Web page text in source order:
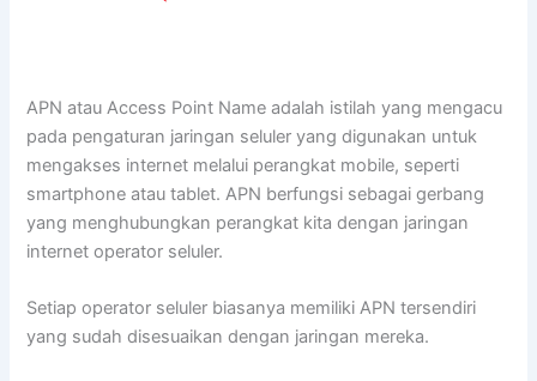
APN atau Access Point Name adalah istilah yang mengacu
pada pengaturan jaringan seluler yang digunakan untuk
mengakses internet melalui perangkat mobile, seperti
smartphone atau tablet. APN berfungsi sebagai gerbang
yang menghubungkan perangkat kita dengan jaringan
internet operator seluler.
Setiap operator seluler biasanya memiliki APN tersendiri
yang sudah disesuaikan dengan jaringan mereka.